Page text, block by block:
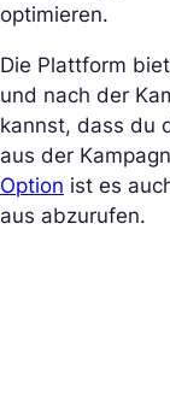
optimieren.
Die Plattform
und nach der
kannst, dass du
aus der
Option ist es
aus abzurufen.